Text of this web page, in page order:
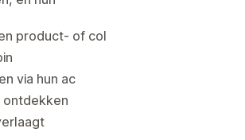
product- of col
via hun ac
ontdekken